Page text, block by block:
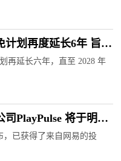
计划再度延长6年 旨在
再延长六年，直至 2028 年
PlayPulse 将于明年
，已获得了来自网易的投